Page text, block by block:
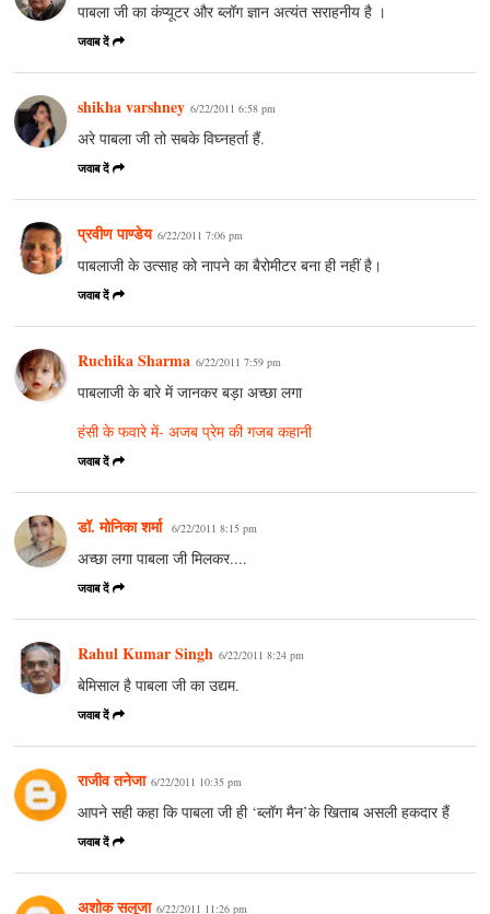
पाबला जी का कंप्यूटर और ब्लॉग ज्ञान अत्यंत सराहनीय है ।
जवाब दें
shikha varshney 6/22/2011 6:58 pm
अरे पाबला जी तो सबके विघ्नहर्ता हैं.
जवाब दें
प्रवीण पाण्डेय 6/22/2011 7:06 pm
पाबलाजी के उत्साह को नापने का बैरोमीटर बना ही नहीं है।
जवाब दें
Ruchika Sharma 6/22/2011 7:59 pm
पाबलाजी के बारे में जानकर बड़ा अच्‍छा लगा
हंसी के फवारे में- अजब प्रेम की गजब कहानी
जवाब दें
डॉ. मोनिका शर्मा 6/22/2011 8:15 pm
अच्छा लगा पाबला जी मिलकर....
जवाब दें
Rahul Kumar Singh 6/22/2011 8:24 pm
बेमिसाल है पाबला जी का उद्यम.
जवाब दें
राजीव तनेजा 6/22/2011 10:35 pm
आपने सही कहा कि पाबला जी ही ‘ब्‍लॉग मैन’के खिताब असली हकदार हैं
जवाब दें
अशोक सलूजा 6/22/2011 11:26 pm